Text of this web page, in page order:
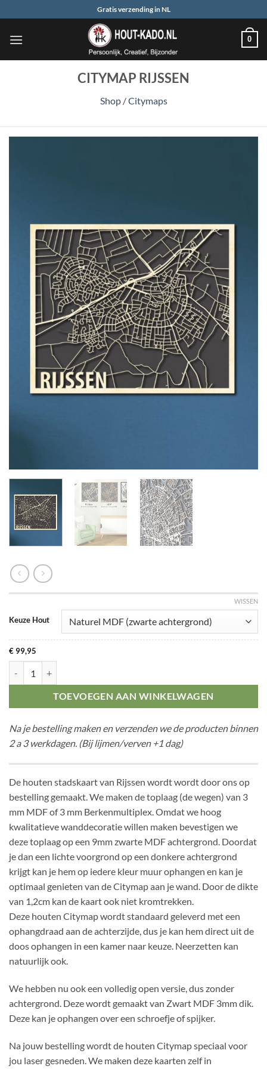
naar
inhoud
Gratis verzending in NL
0
CITYMAP RIJSSEN
Shop /Citymaps
Keuze Hout
WISSEN
€99,95
TOEVOEGEN AAN WINKELWAGEN
Na je bestelling maken en verzenden we de producten binnen
2 a 3 werkdagen. (Bij lijmen/verven +1 dag)
De houten stadskaart van Rijssen wordt wordt door ons op
bestelling gemaakt. We maken de toplaag (de wegen) van 3
mm MDF of 3 mm Berkenmultiplex. Omdat we hoog
kwalitatieve wanddecoratie willen maken bevestigen we
deze toplaag op een 9mm zwarte MDF achtergrond. Doordat
je dan een lichte voorgrond op een donkere achtergrond
krijgt kan je hem op iedere kleur muur ophangen en kan je
optimaal genieten van de Citymap aan je wand. Door de dikte
van 1,2cm kan de kaart ook niet kromtrekken.
Deze houten Citymap wordt standaard geleverd met een
ophangdraad aan de achterzijde, dus je kan hem direct uit de
doos ophangen in een kamer naar keuze. Neerzetten kan
natuurlijk ook.
We hebben nu ook een volledig open versie, dus zonder
achtergrond. Deze wordt gemaakt van Zwart MDF 3mm dik.
Deze kan je ophangen over een schroefje of spijker.
Na jouw bestelling wordt de houten Citymap speciaal voor
jou laser gesneden. We maken deze kaarten zelf in